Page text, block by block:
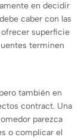
en decidir
caber con las
superficie
terminen
también en
contract. Una
parezca
o complicar el